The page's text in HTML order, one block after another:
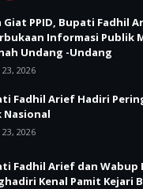
Giat PPID, Bupati Fadhil
Informasi Publik
Undang -Undang
23, 2026
Fadhil Arief Hadiri
Nasional
23, 2026
Fadhil Arief dan Wabup
Kenal Pamit Kejari